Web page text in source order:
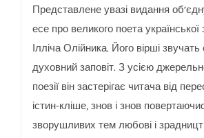
Представлене увазі видання
есе про великого поета
Ілліча Олійника. Його вірші звучать
духовний заповіт. З усією
поезії він застерігає читача від
істин-кліше, знов і знов
зворушливих тем любові і